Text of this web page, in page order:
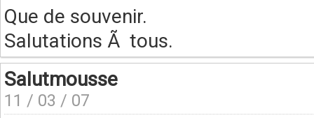
Que de souvenir.
Salutations Ã tous.
Salutmousse
11 / 03 / 07